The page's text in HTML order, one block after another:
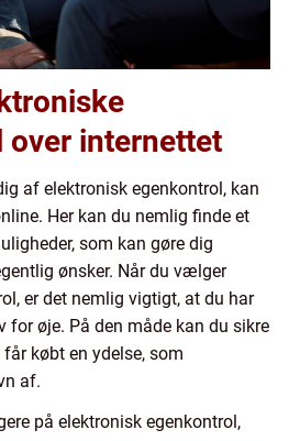
over internettet
af elektronisk egenkontrol, kan
Her kan du nemlig finde et
som kan gøre dig
ønsker. Når du vælger
er det nemlig vigtigt, at du har
for øje. På den måde kan du sikre
købt en ydelse, som
af.
på elektronisk egenkontrol,